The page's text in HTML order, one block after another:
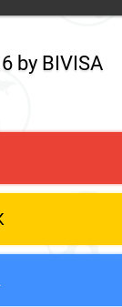
by BIVISA